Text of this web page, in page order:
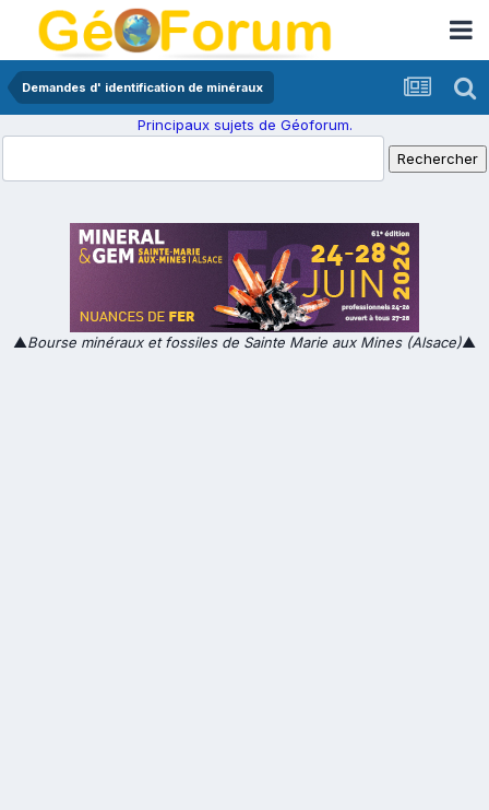
Demandes d' identification de minéraux
Principaux sujets de Géoforum.
▲Bourse minéraux et fossiles de Sainte Marie aux Mines (Alsace)▲